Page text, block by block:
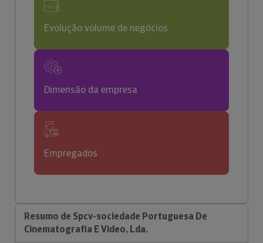
Evolução volume de negócios
Dimensão da empresa
Empregados
Resumo de Spcv-sociedade Portuguesa De
Cinematografia E Video, Lda.